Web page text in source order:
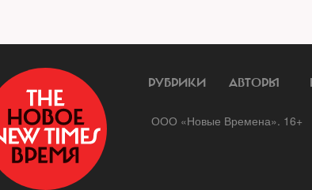
РУБРИКИ АВТОРЫ
ООО «Новые Времена». 16+